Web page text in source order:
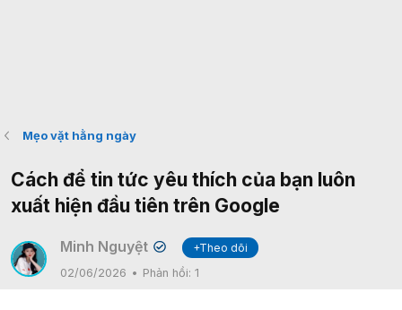
Mẹo vặt hằng ngày
Cách để tin tức yêu thích của bạn luôn
xuất hiện đầu tiên trên Google
Minh Nguyệt ✔
+Theo dõi
02/06/2026
Phản hồi: 1